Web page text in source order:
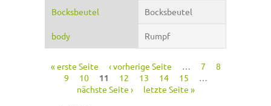
Bocksbeutel Bocksbeutel
body Rumpf
Seiten
« erste Seite ‹ vorherige Seite … 7
8
9
10 11 12 13 14 15
…
nächste Seite ›
letzte Seite »